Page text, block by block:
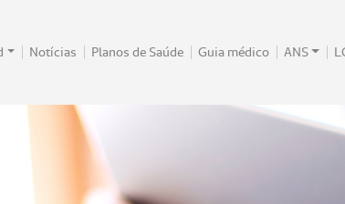
Notícias Planos de Saúde Guia médico ANS